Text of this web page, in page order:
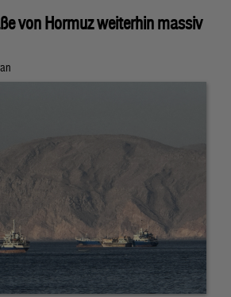
von Hormuz weiterhin massiv